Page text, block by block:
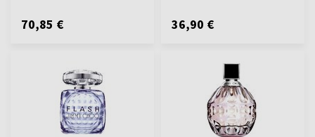
70,85 € 36,90 €